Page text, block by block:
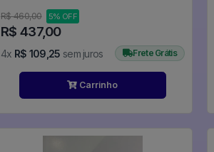
R$ 460,00 5% OFF
R$ 437,00
4x R$ 109,25 sem juros Frete Grátis
Carrinho